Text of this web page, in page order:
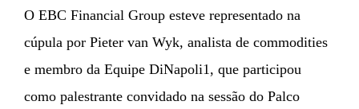
O EBC Financial Group esteve representado na
cúpula por Pieter van Wyk, analista de commodities
e membro da Equipe DiNapoli1, que participou
como palestrante convidado na sessão do Palco